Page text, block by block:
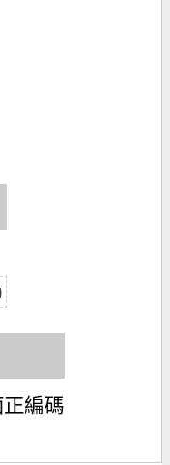
正編碼